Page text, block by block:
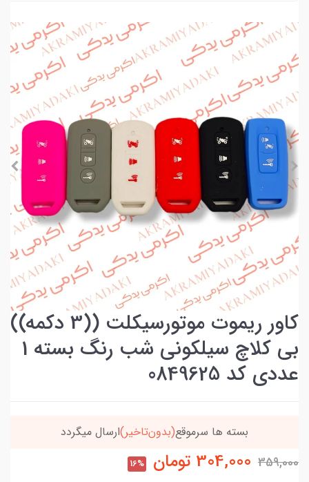
کاور ریموت موتورسیکلت ((3 دکمه))
بی کلاچ سیلکونی شب رنگ بسته 1
عددی کد 0849625
بسته ها سرموقع(بدون‌تاخیر)ارسال میگردد
359,000
304,000 تومان 16%